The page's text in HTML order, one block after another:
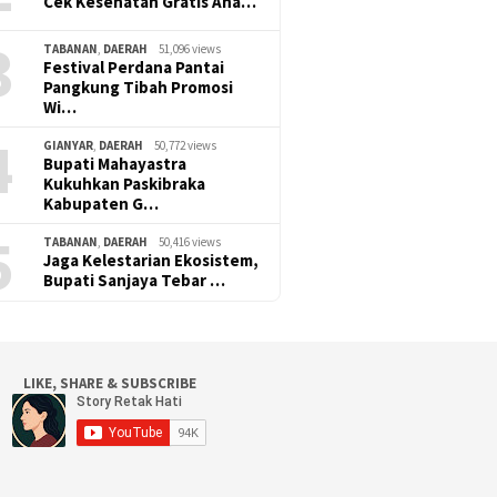
TABANAN, DAERAH 51,096 views
Festival Perdana Pantai
Pangkung Tibah Promosi
Wi…
GIANYAR, DAERAH 50,772 views
Bupati Mahayastra
Kukuhkan Paskibraka
Kabupaten G…
TABANAN, DAERAH 50,416 views
Jaga Kelestarian Ekosistem,
Bupati Sanjaya Tebar …
LIKE, SHARE & SUBSCRIBE